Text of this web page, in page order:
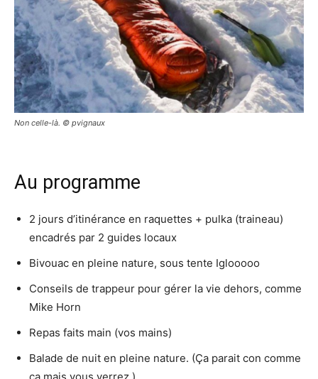
Non celle-là. © pvignaux
Au programme
2 jours d’itinérance en raquettes + pulka (traineau)
encadrés par 2 guides locaux
Bivouac en pleine nature, sous tente Iglooooo
Conseils de trappeur pour gérer la vie dehors, comme
Mike Horn
Repas faits main (vos mains)
Balade de nuit en pleine nature. (Ça parait con comme